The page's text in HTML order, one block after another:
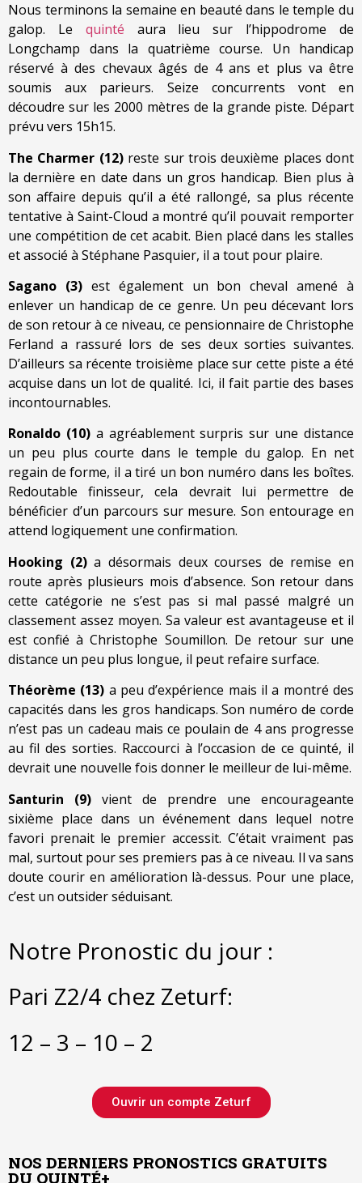
Nous terminons la semaine en beauté dans le temple du
galop. Le quinté aura lieu sur l’hippodrome de
Longchamp dans la quatrième course. Un handicap
réservé à des chevaux âgés de 4 ans et plus va être
soumis aux parieurs. Seize concurrents vont en
découdre sur les 2000 mètres de la grande piste. Départ
prévu vers 15h15.
The Charmer (12) reste sur trois deuxième places dont
la dernière en date dans un gros handicap. Bien plus à
son affaire depuis qu’il a été rallongé, sa plus récente
tentative à Saint-Cloud a montré qu’il pouvait remporter
une compétition de cet acabit. Bien placé dans les stalles
et associé à Stéphane Pasquier, il a tout pour plaire.
Sagano (3)est également un bon cheval amené à
enlever un handicap de ce genre. Un peu décevant lors
de son retour à ce niveau, ce pensionnaire de Christophe
Ferland a rassuré lors de ses deux sorties suivantes.
D’ailleurs sa récente troisième place sur cette piste a été
acquise dans un lot de qualité. Ici, il fait partie des bases
incontournables.
Ronaldo (10) a agréablement surpris sur une distance
un peu plus courte dans le temple du galop. En net
regain de forme, il a tiré un bon numéro dans les boîtes.
Redoutable finisseur, cela devrait lui permettre de
bénéficier d’un parcours sur mesure. Son entourage en
attend logiquement une confirmation.
Hooking (2)a désormais deux courses de remise en
route après plusieurs mois d’absence. Son retour dans
cette catégorie ne s’est pas si mal passé malgré un
classement assez moyen. Sa valeur est avantageuse et il
est confié à Christophe Soumillon. De retour sur une
distance un peu plus longue, il peut refaire surface.
Théorème (13) a peu d’expérience mais il a montré des
capacités dans les gros handicaps. Son numéro de corde
n’est pas un cadeau mais ce poulain de 4 ans progresse
au fil des sorties. Raccourci à l’occasion de ce quinté, il
devrait une nouvelle fois donner le meilleur de lui-même.
Santurin (9) vient de prendre une encourageante
sixième place dans un événement dans lequel notre
favori prenait le premier accessit. C’était vraiment pas
mal, surtout pour ses premiers pas à ce niveau. Il va sans
doute courir en amélioration là-dessus. Pour une place,
c’est un outsider séduisant.
Notre Pronostic du jour :
Pari Z2/4 chez Zeturf:
12 – 3 – 10 – 2
Ouvrir un compte Zeturf
NOS DERNIERS PRONOSTICS GRATUITS
DU QUINTÉ+
Août 10, 2026
quinté
Août 9, 2026
quinté